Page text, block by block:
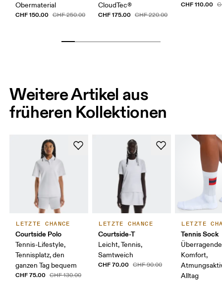
Obermaterial
CHF 150.00 CHF 250.00
CloudTec®
CHF 175.00 CHF 220.00
CHF 110.00
Weitere Artikel aus
früheren Kollektionen
LETZTE CHANCE
Courtside Polo
Tennis-Lifestyle,
Tennisplatz, den
ganzen Tag bequem
CHF 75.00 CHF 130.00
LETZTE CHANCE
Courtside-T
Leicht, Tennis,
Samtweich
CHF 70.00 CHF 90.00
LETZTE
Tennis Sock
Komfort,
Alltag